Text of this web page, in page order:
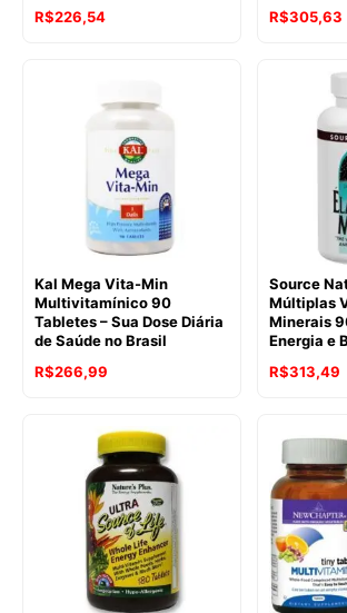
R$226,54 R$305,63
Kal Mega Vita-Min
Multivitamínico 90
Tabletes – Sua Dose Diária
de Saúde no Brasil
R$266,99
Source
Múltiplas
Minerais
Energia e
R$313,49